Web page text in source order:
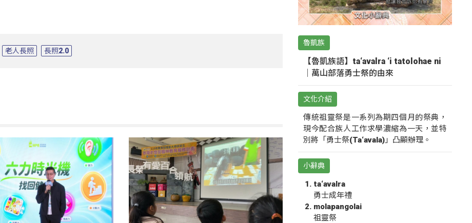
老人長照 長照2.0
魯凱族
【魯凱族語】ta‘avalra ‘i tatolohae ni
｜萬山部落勇士祭的由來
文化介紹
傳統祖靈祭是一系列為期四個月的祭典，
現今配合族人工作求學濃縮為一天，並特
別將「勇士祭(Ta‘avala)」凸顯辦理。
小辭典
ta‘avalra
勇士成年禮
molapangolai
祖靈祭